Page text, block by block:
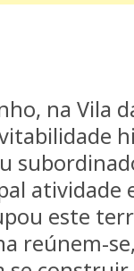
na Vila
atividade
este
reúnem-